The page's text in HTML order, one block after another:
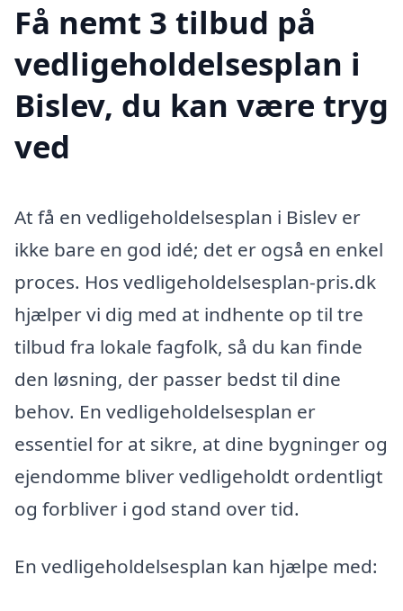
Få nemt 3 tilbud på
vedligeholdelsesplan i
Bislev, du kan være tryg
ved
At få en vedligeholdelsesplan i Bislev er
ikke bare en god idé; det er også en enkel
proces. Hos vedligeholdelsesplan-pris.dk
hjælper vi dig med at indhente op til tre
tilbud fra lokale fagfolk, så du kan finde
den løsning, der passer bedst til dine
behov. En vedligeholdelsesplan er
essentiel for at sikre, at dine bygninger og
ejendomme bliver vedligeholdt ordentligt
og forbliver i god stand over tid.
En vedligeholdelsesplan kan hjælpe med: